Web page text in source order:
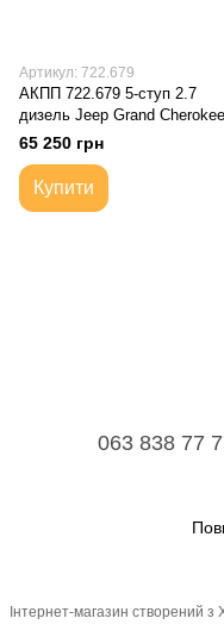
Артикул: 722.679
АКПП 722.679 5-ступ 2.7
дизель Jeep Grand Cherokee
WG WJ | Коробка передач
автоматична Купить з
письмовою гарантією
65 250 грн
Купити
063 838 77
Інтернет-магазин створений